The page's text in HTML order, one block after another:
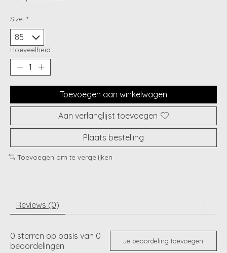
Size: *
Hoeveelheid:
Toevoegen aan winkelwagen
Aan verlanglijst toevoegen
Plaats bestelling
Toevoegen om te vergelijken
Reviews (0)
0 sterren op basis van 0
beoordelingen
Je beoordeling toevoegen